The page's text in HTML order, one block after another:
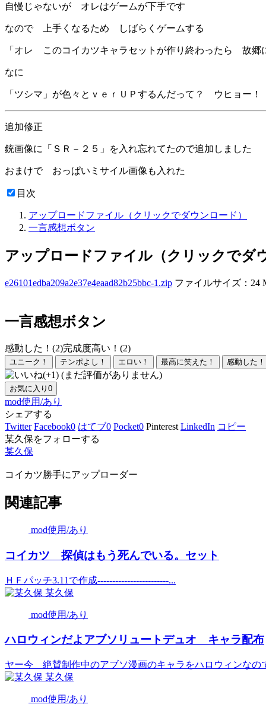
自慢じゃないが オレはゲームが下手です
なので 上手くなるため しばらくゲームする
「オレ このコイカツキャラセットが作り終わったら 故郷
なに
「ツシマ」が色々とｖｅｒＵＰするんだって？ ウヒョー！
追加修正
銃画像に「ＳＲ－２５」を入れ忘れてたので追加しました
おまけで おっぱいミサイル画像も入れた
目次
アップロードファイル（クリックでダウンロード）
一言感想ボタン
アップロードファイル（クリックでダ
e26101edba209a2e37e4eaad82b25bbc-1.zip ファイルサイズ：24
一言感想ボタン
感動した！(2)完成度高い！(2)
ユニーク！ テンポよし！ エロい！ 最高に笑えた！ 感動した！
(まだ評価がありません)
お気に入り 0
mod使用/あり
シェアする
Twitter Facebook0 はてブ0 Pocket0 Pinterest LinkedIn コピー
某久保をフォローする
某久保
コイカツ勝手にアップローダー
関連記事
mod使用/あり
コイカツ 探偵はもう死んでいる。セット
ＨＦパッチ3.11で作成------------------------...
某久保
mod使用/あり
ハロウィンだよアブソリュートデュオ キャラ配布
ヤー今 絶賛制作中のアブソ漫画のキャラをハロウィンなの
某久保
mod使用/あり